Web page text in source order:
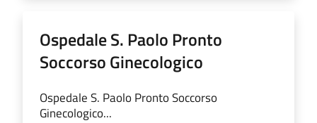
Ospedale S. Paolo Pronto
Soccorso Ginecologico
Ospedale S. Paolo Pronto Soccorso
Ginecologico...